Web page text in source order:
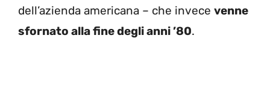
dell’azienda americana – che invece venne
sfornato alla fine degli anni ’80.